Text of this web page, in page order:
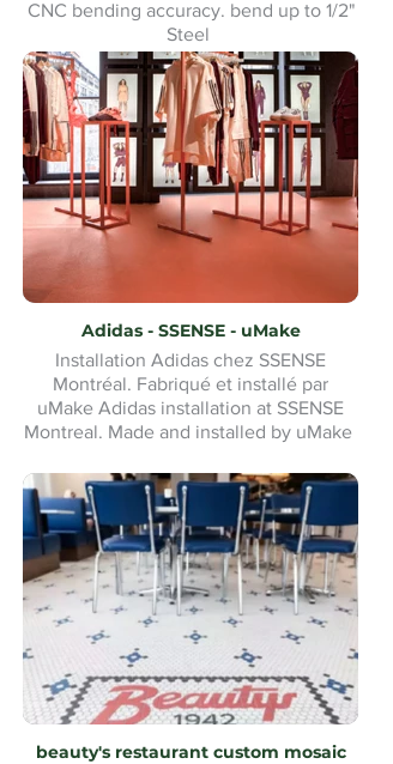
CNC bending accuracy. bend up to 1/2"
Steel
Adidas - SSENSE - uMake
Installation Adidas chez SSENSE
Montréal. Fabriqué et installé par
uMake Adidas installation at SSENSE
Montreal. Made and installed by uMake
beauty's restaurant custom mosaic